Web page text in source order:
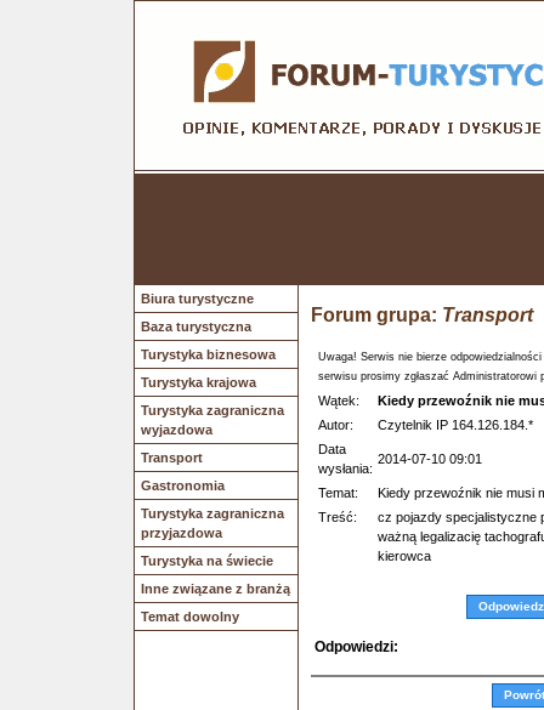
Biura turystyczne
Baza turystyczna
Turystyka biznesowa
Turystyka krajowa
Turystyka zagraniczna
wyjazdowa
Transport
Gastronomia
Turystyka zagraniczna
przyjazdowa
Turystyka na świecie
Inne związane z branżą
Temat dowolny
Forum grupa: Transport
Uwaga! Serwis nie bierze
serwisu prosimy zgłaszać Administratorowi
Wątek:
Kiedy przewoźnik nie
Autor:
Czytelnik IP 164.126.184.*
Data
wysłania:
2014-07-10 09:01
Temat:
Kiedy przewoźnik nie musi
Treść:
cz pojazdy specjalistyczne
ważną legalizacię
kierowca
Odpowiedz
Odpowiedzi: